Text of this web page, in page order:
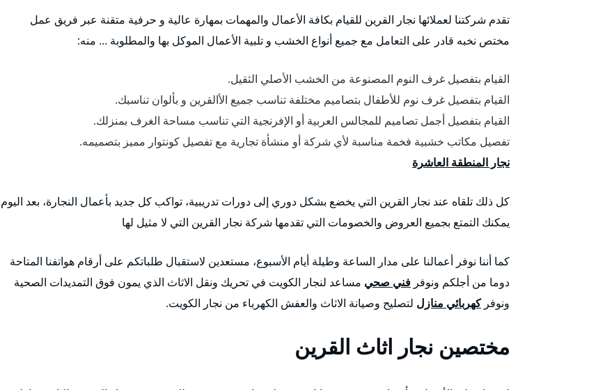
تقدم شركتنا لعملائها نجار القرين للقيام بكافة الأعمال والمهمات بمهارة عالية و حرفية متقنة عبر فريق عمل
مختص نخبه قادر على التعامل مع جميع أنواع الخشب و تلبية الأعمال الموكل بها والمطلوبة … منه:
القيام بتفصيل غرف النوم المصنوعة من الخشب الأصلي الثقيل.
القيام بتفصيل غرف نوم للأطفال بتصاميم مختلفة تناسب جميع الأالقرين و بألوان تناسبك.
القيام بتفصيل أجمل تصاميم للمجالس العربية أو الإفرنجية التي تناسب مساحة الغرف بمنزلك.
تفصيل مكاتب خشبية فخمة مناسبة لأي شركة أو منشأة تجارية مع تفصيل كونتوار مميز بتصميمه.
نجار المنطقة العاشرة
كل ذلك تلقاه عند نجار القرين التي يخضع بشكل دوري إلى دورات تدريبية، تواكب كل جديد بأعمال النجارة، بعد اليوم
يمكنك التمتع بجميع العروض والخصومات التي تقدمها شركة نجار القرين التي لا مثيل لها
كما أننا نوفر أعمالنا على مدار الساعة وطيلة أيام الأسبوع، مستعدين لاستقبال طلباتكم على أرقام هواتفنا المتاحة
دوما من أجلكم ونوفر فني صحي مساعد لنجار الكويت في تحريك ونقل الاثاث الذي يمون فوق التمديدات الصحية
ونوفركهربائي منازل لتصليح وصيانة الاثاث والعفش الكهرباء من نجار الكويت.
مختصين نجار اثاث القرين